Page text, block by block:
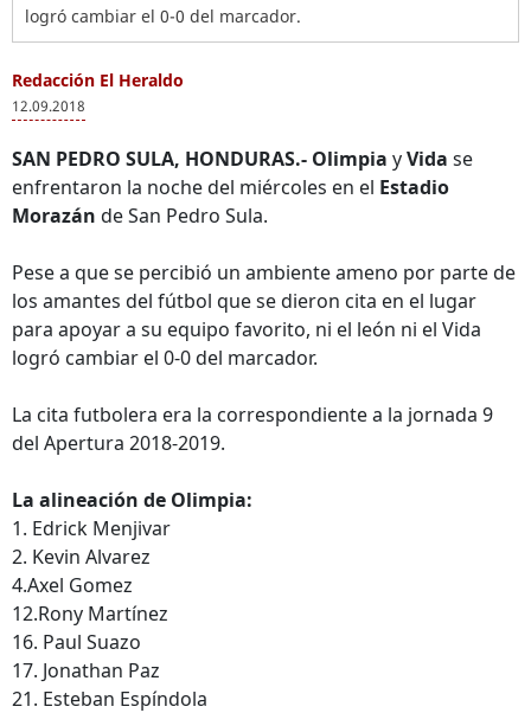
logró cambiar el 0-0 del marcador.
Redacción El Heraldo
12.09.2018
SAN PEDRO SULA, HONDURAS.- Olimpia yVida se
enfrentaron la noche del miércoles en el Estadio
Morazán de San Pedro Sula.
Pese a que se percibió un ambiente ameno por parte de
los amantes del fútbol que se dieron cita en el lugar
para apoyar a su equipo favorito, ni el león ni el Vida
logró cambiar el 0-0 del marcador.
La cita futbolera era la correspondiente a la jornada 9
del Apertura 2018-2019.
La alineación de Olimpia:
1. Edrick Menjivar
2. Kevin Alvarez
4.Axel Gomez
12.Rony Martínez
16. Paul Suazo
17. Jonathan Paz
21. Esteban Espíndola